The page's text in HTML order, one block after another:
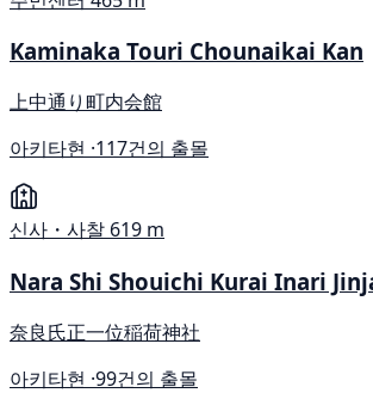
Kaminaka Touri Chounaikai Kan
上中通り町内会館
아키타현 ·117건의 출몰
신사・사찰 619 m
Nara Shi Shouichi Kurai Inari
奈良氏正一位稲荷神社
아키타현 ·99건의 출몰